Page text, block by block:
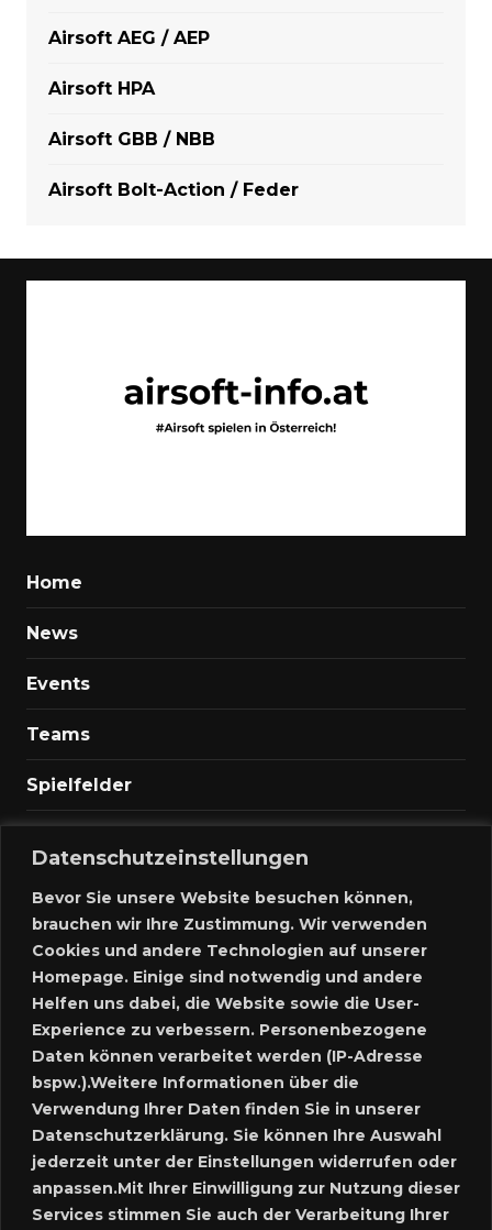
Datenschutzeinstellungen
Bevor Sie unsere Website besuchen können,
brauchen wir Ihre Zustimmung. Wir verwenden
Cookies und andere Technologien auf unserer
Homepage. Einige sind notwendig und andere
Helfen uns dabei, die Website sowie die User-
Experience zu verbessern. Personenbezogene
Daten können verarbeitet werden (IP-Adresse
bspw.).Weitere Informationen über die
Verwendung Ihrer Daten finden Sie in unserer
Datenschutzerklärung. Sie können Ihre Auswahl
jederzeit unter der Einstellungen widerrufen oder
anpassen.Mit Ihrer Einwilligung zur Nutzung dieser
Services stimmen Sie auch der Verarbeitung Ihrer
Airsoft AEG / AEP
Airsoft HPA
Airsoft GBB / NBB
Airsoft Bolt-Action / Feder
Home
News
Events
Teams
Spielfelder
Kontakt
Anmelden
Meine Inserate
Neues Inserat schalten
Marktplatz – Registrierung
SUCHE